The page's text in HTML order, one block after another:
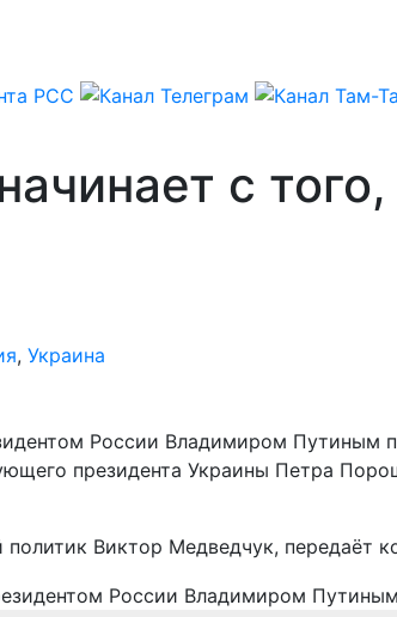
с
, Украина
России Владимиром Путиным
президента Украины Петра
Виктор Медведчук, передаёт